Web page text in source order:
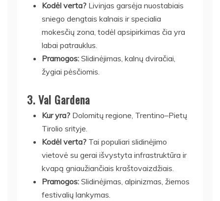
Kodėl verta? Livinjas garsėja nuostabiais
sniego dengtais kalnais ir specialia
mokesčių zona, todėl apsipirkimas čia yra
labai patrauklus.
Pramogos: Slidinėjimas, kalnų dviračiai,
žygiai pėsčiomis.
3.Val Gardena
Kur yra? Dolomitų regione, Trentino–Pietų
Tirolio srityje.
Kodėl verta? Tai populiari slidinėjimo
vietovė su gerai išvystyta infrastruktūra ir
kvapą gniaužiančiais kraštovaizdžiais.
Pramogos: Slidinėjimas, alpinizmas, žiemos
festivalių lankymas.